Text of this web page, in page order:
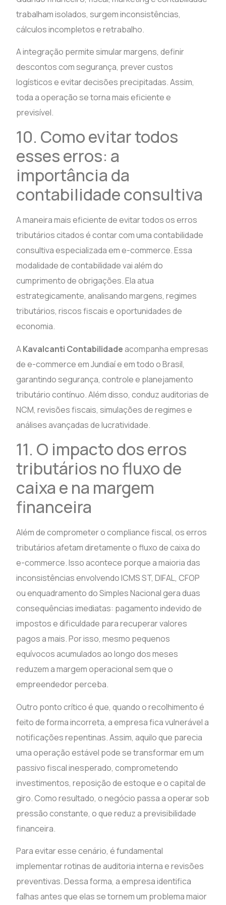
trabalham isolados, surgem inconsistências,
cálculos incompletos e retrabalho.
A integração permite simular margens, definir
descontos com segurança, prever custos
logísticos e evitar decisões precipitadas. Assim,
toda a operação se torna mais eficiente e
previsível.
10. Como evitar todos
esses erros: a
importância da
contabilidade consultiva
A maneira mais eficiente de evitar todos os erros
tributários citados é contar com uma contabilidade
consultiva especializada em e-commerce. Essa
modalidade de contabilidade vai além do
cumprimento de obrigações. Ela atua
estrategicamente, analisando margens, regimes
tributários, riscos fiscais e oportunidades de
economia.
AKavalcanti Contabilidadeacompanha empresas
de e-commerce em Jundiaí e em todo o Brasil,
garantindo segurança, controle e planejamento
tributário contínuo. Além disso, conduz auditorias de
NCM, revisões fiscais, simulações de regimes e
análises avançadas de lucratividade.
11. O impacto dos erros
tributários no fluxo de
caixa e na margem
financeira
Além de comprometer o compliance fiscal, os erros
tributários afetam diretamente o fluxo de caixa do
e-commerce. Isso acontece porque a maioria das
inconsistências envolvendo ICMS ST, DIFAL, CFOP
ou enquadramento do Simples Nacional gera duas
consequências imediatas: pagamento indevido de
impostos e dificuldade para recuperar valores
pagos a mais. Por isso, mesmo pequenos
equívocos acumulados ao longo dos meses
reduzem a margem operacional sem que o
empreendedor perceba.
Outro ponto crítico é que, quando o recolhimento é
feito de forma incorreta, a empresa fica vulnerável a
notificações repentinas. Assim, aquilo que parecia
uma operação estável pode se transformar em um
passivo fiscal inesperado, comprometendo
investimentos, reposição de estoque e o capital de
giro. Como resultado, o negócio passa a operar sob
pressão constante, o que reduz a previsibilidade
financeira.
Para evitar esse cenário, é fundamental
implementar rotinas de auditoria interna e revisões
preventivas. Dessa forma, a empresa identifica
falhas antes que elas se tornem um problema maior